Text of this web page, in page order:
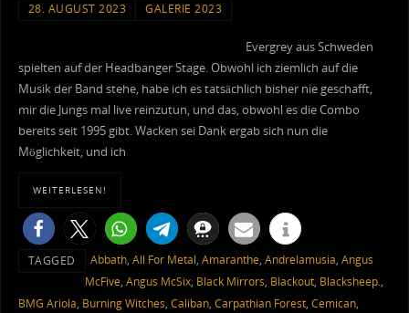
28. AUGUST 2023 GALERIE 2023
Evergrey aus Schweden
spielten auf der Headbanger Stage. Obwohl ich ziemlich auf die
Musik der Band stehe, habe ich es tatsächlich bisher nie geschafft,
mir die Jungs mal live reinzutun, und das, obwohl es die Combo
bereits seit 1995 gibt. Wacken sei Dank ergab sich nun die
Möglichkeit, und ich
WEITERLESEN!
TAGGED Abbath, All For Metal, Amaranthe, Andrelamusia, Angus
McFive, Angus McSix, Black Mirrors, Blackout, Blacksheep.,
BMG Ariola, Burning Witches, Caliban, Carpathian Forest, Cemican,